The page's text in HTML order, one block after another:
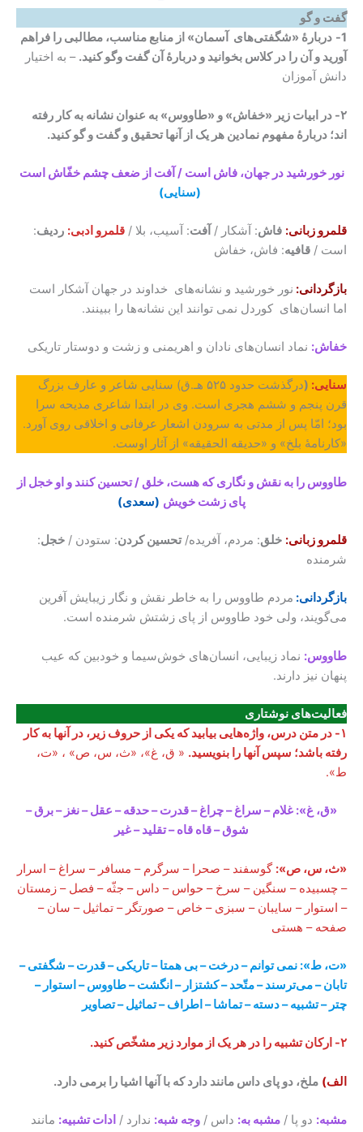
گفت و گو
1-
دربارۀ «شگفتی‌های آسمان» از منابع مناسب، مطالبی را فراهم
آورید و آن را در کلاس بخوانید و دربارۀ آن گفت وگو کنید. – به اختیار
دانش آموزان
۲- در ابیات زیر «خفاش» و «طاووس» به عنوان نشانه به کار رفته
اند؛ دربارۀ مفهوم نمادین هر یک از آنها تحقیق و گفت و گو کنید.
نور خورشید در جهان، فاش است / آفت از ضعف چشم خفّاش است
(سنایی)
قلمرو زبانی: فاش: آشکار / آفت: آسیب، بلا / قلمرو ادبی: ردیف:
است / قافیه: فاش، خفاش
بازگردانی: نور خورشید و نشانه‌های خداوند در جهان آشکار است
اما انسان‌های کوردل نمی توانند این نشانه‌ها را ببینند.
خفاش: نماد انسان‌های نادان و اهریمنی و زشت و دوستار تاریکی
سنایی: (
درگذشت حدود ۵۲۵ هـ.ق) سنایی شاعر و عارف بزرگ
قرن پنجم و ششم هجری است. وی در ابتدا شاعری مدیحه سرا
بود؛ امّا پس از مدتی به سرودن اشعار عرفانی و اخلاقی روی آورد.
«کارنامۀ بلخ» و «حدیقه الحقیقه» از آثار اوست.
طاووس را به نقش و نگاری که هست، خلق / تحسین کنند و او خجل از
پای زشت خویش (سعدی)
قلمرو زبانی: خلق: مردم، آفریده/تحسین کردن: ستودن / خجل:
شرمنده
بازگردانی: مردم طاووس را به خاطر نقش و نگار زیبایش آفرین
می‌گویند، ولی خود طاووس از پای زشتش شرمنده است.
طاووس: نماد زیبایی، انسان‌های خوش‌سیما و خودبین که عیب
پنهان نیز دارند.
فعالیت‌های نوشتاری
۱- در متن درس،
واژه‌هایی بیابید که یکی از حروف زیر، در آنها به کار
رفته باشد؛ سپس آنها را بنویسید. « ق، غ»، «ث، س، ص» ، «ت،
ط».
«ق، غ»: غلام – سراغ – چراغ – قدرت – حدقه – عقل – نغز – برق –
شوق – قاه قاه – تقلید – غیر
«ث، س، ص»: گوسفند – صحرا – سرگرم – مسافر – سراغ – اسرار
– چسبیده – سنگین – سرخ – حواس – داس – جثّه – فصل – زمستان
– استوار – سایبان – سبزی – خاص – صورتگر – تماثیل – سان –
صفحه – هستی
«ت، ط»: نمی توانم – درخت – بی همتا – تاریکی – قدرت – شگفتی –
تابان – می‌ترسند – متّحد – کشتزار – انگشت – طاووس – استوار –
چتر – تشبیه – دسته – تماشا – اطراف – تماثیل – تصاویر
۲- ارکان تشبیه را در هر یک از موارد زیر مشخّص کنید.
الف) ملخ، دو پای داس مانند دارد که با آنها اشیا را برمی دارد.
مشبه: دو پا / مشبه به: داس / وجه شبه: ندارد / ادات تشبیه: مانند